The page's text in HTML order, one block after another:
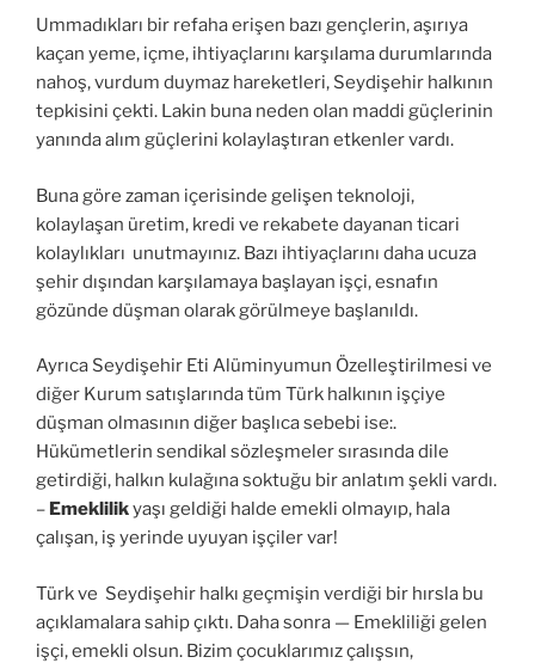
Ummadıkları bir refaha erişen bazı gençlerin, aşırıya
kaçan yeme, içme, ihtiyaçlarını karşılama durumlarında
nahoş, vurdum duymaz hareketleri, Seydişehir halkının
tepkisini çekti. Lakin buna neden olan maddi güçlerinin
yanında alım güçlerini kolaylaştıran etkenler vardı.
Buna göre zaman içerisinde gelişen teknoloji,
kolaylaşan üretim, kredi ve rekabete dayanan ticari
kolaylıkları unutmayınız. Bazı ihtiyaçlarını daha ucuza
şehir dışından karşılamaya başlayan işçi, esnafın
gözünde düşman olarak görülmeye başlanıldı.
Ayrıca Seydişehir Eti Alüminyumun Özelleştirilmesi ve
diğer Kurum satışlarında tüm Türk halkının işçiye
düşman olmasının diğer başlıca sebebi ise:.
Hükümetlerin sendikal sözleşmeler sırasında dile
getirdiği, halkın kulağına soktuğu bir anlatım şekli vardı.
– Emeklilikyaşı geldiği halde emekli olmayıp, hala
çalışan, iş yerinde uyuyan işçiler var!
Türk ve Seydişehir halkı geçmişin verdiği bir hırsla bu
açıklamalara sahip çıktı. Daha sonra — Emekliliği gelen
işçi, emekli olsun. Bizim çocuklarımız çalışsın,